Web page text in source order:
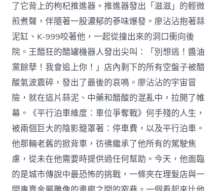
了它背上的枸杞推進器。推進器發出「滋滋」的輕微
煎煮聲，伴隨著一股濃郁的蔘味爆發。廖沾沾抱著蒜
泥缸、K-999咬著他，一起從撞出來的洞口衝向後
院。王醋狂的醋罐機器人發出尖叫：「別想逃！醬油
黨餘孽！我會追上你！」店內剩下的所有空盤子被醋
酸氣波震碎，發出了最後的哀鳴。廖沾沾的宇宙冒
險，就在這片蒜泥、中藥和醋酸的混亂中，拉開了帷
幕。《平行泊車維度：車位爭奪戰》何手殘的人生，
被兩個巨大的陰影籠罩著：停車費，以及平行泊車。
他那輛老舊的掀背車，彷彿繼承了他所有的駕駛焦
慮，從未在他需要時提供過任何幫助。今天，他面臨
的是城市傳說中最恐怖的挑戰，一條夾在理髮店與一